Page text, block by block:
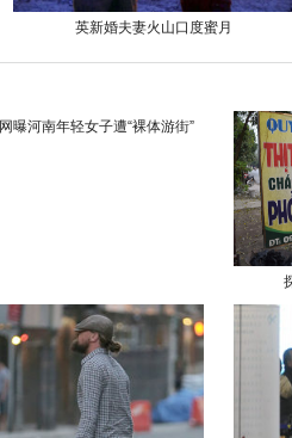
英新婚夫妻火山口度蜜月
网曝河南年轻女子遭“裸体游街”